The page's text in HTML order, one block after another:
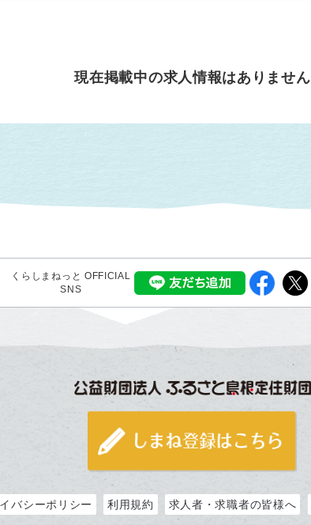
現在掲載中の求人情報はありません
くらしまねっと OFFICIAL
SNS
バシーポリシー 利用規約 求人者・求職者の皆様へ